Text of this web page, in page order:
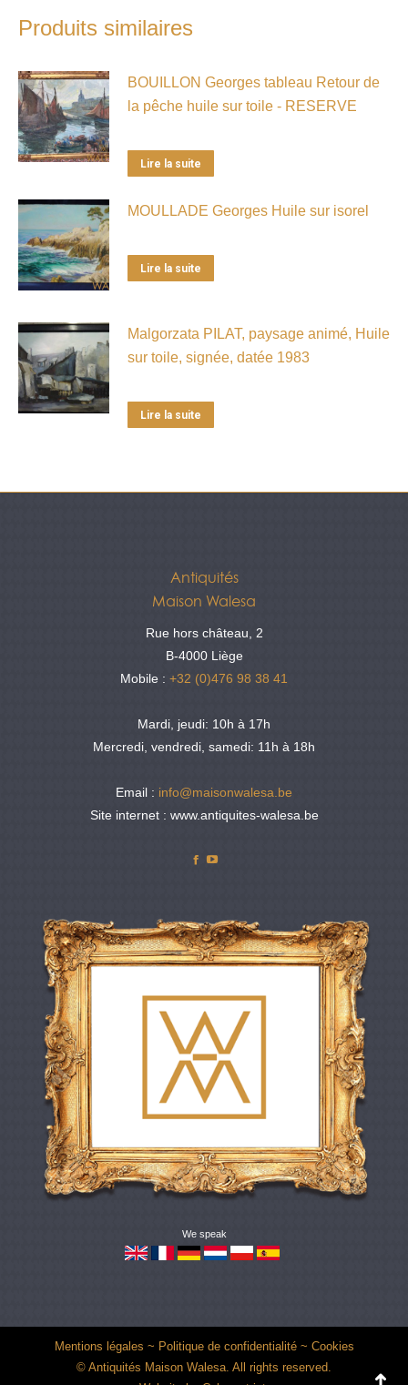
Produits similaires
BOUILLON Georges tableau Retour de
la pêche huile sur toile - RESERVE
Lire la suite
MOULLADE Georges Huile sur isorel
Lire la suite
Malgorzata PILAT, paysage animé, Huile
sur toile, signée, datée 1983
Lire la suite
Antiquités
Maison Walesa
Rue hors château, 2
B-4000 Liège
Mobile : +32 (0)476 98 38 41
Mardi, jeudi: 10h à 17h
Mercredi, vendredi, samedi: 11h à 18h
Email : info@maisonwalesa.be
Site internet : www.antiquites-walesa.be
Facebook
We speak
Mentions légales ~ Politique de confidentialité~ Cookies
© Antiquités Maison Walesa. All rights reserved.